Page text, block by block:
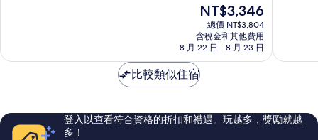
拉
棒
評
論
現
在
價
格
為
NT$3,346
NT$3,346
總價 NT$3,804
含稅金和其他費用
8 月 22 日 - 8 月 23 日
塞
區
6
夠
評
論
比較類似住宿
登入以查看符合資格的折扣和禮遇。玩越多，獎勵就越
多！